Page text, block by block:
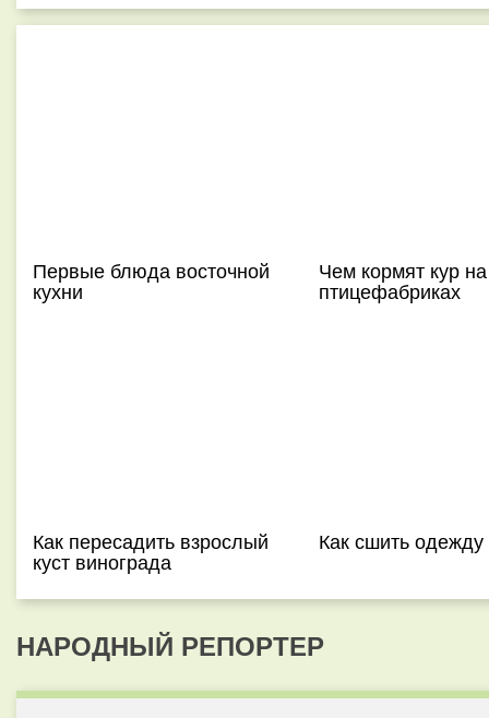
Первые блюда восточной
кухни
Чем кормят кур на
птицефабриках
Как пересадить взрослый
куст винограда
Как сшить одежду
НАРОДНЫЙ РЕПОРТЕР